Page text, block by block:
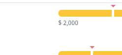
$ 2,000